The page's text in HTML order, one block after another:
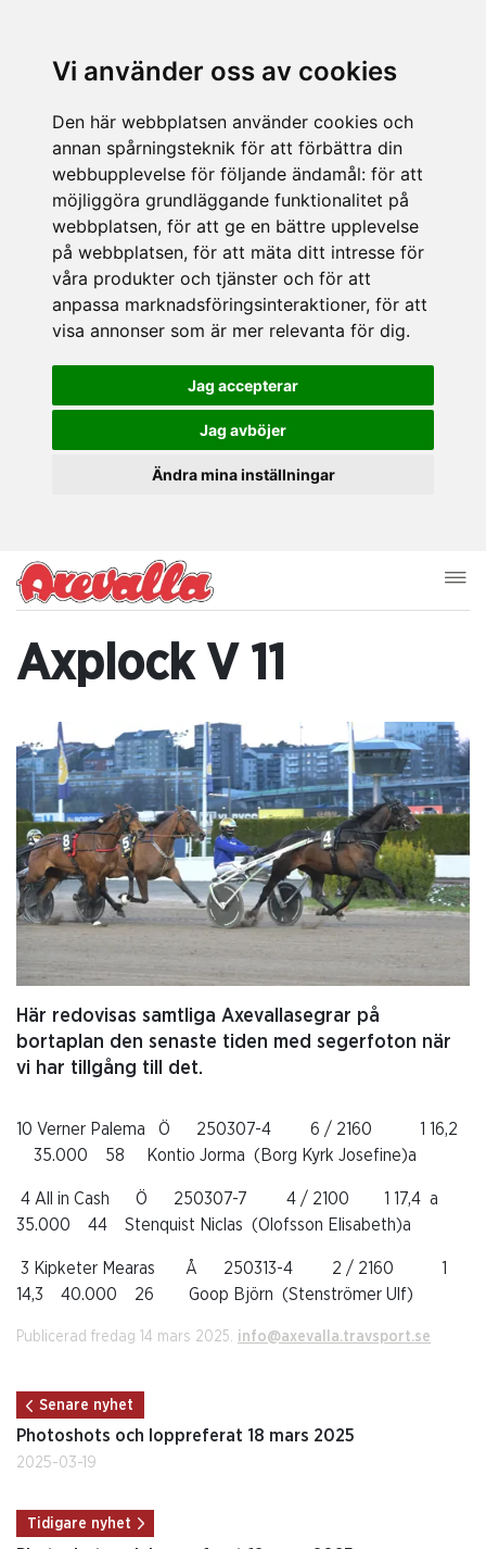
Vi använder oss av cookies
Den här webbplatsen använder cookies och
annan spårningsteknik för att förbättra din
webbupplevelse för följande ändamål: för att
möjliggöra grundläggande funktionalitet på
webbplatsen, för att ge en bättre upplevelse
på webbplatsen, för att mäta ditt intresse för
våra produkter och tjänster och för att
anpassa marknadsföringsinteraktioner, för att
visa annonser som är mer relevanta för dig.
Jag accepterar
Jag avböjer
Ändra mina inställningar
Axplock V 11
Här redovisas samtliga Axevallasegrar på
bortaplan den senaste tiden med segerfoton när
vi har tillgång till det.
10 Verner Palema Ö 250307-4 6 / 2160 1 16,2
35.000 58 Kontio Jorma (Borg Kyrk Josefine)a
4 All in Cash Ö 250307-7 4 / 2100 1 17,4 a
35.000 44 Stenquist Niclas (Olofsson Elisabeth)a
3 Kipketer Mearas Å 250313-4 2 / 2160 1
14,3 40.000 26 Goop Björn (Stenströmer Ulf)
Publicerad fredag 14 mars 2025. info@axevalla.travsport.se
Senare nyhet
Photoshots och loppreferat 18 mars 2025
2025-03-19
Tidigare nyhet